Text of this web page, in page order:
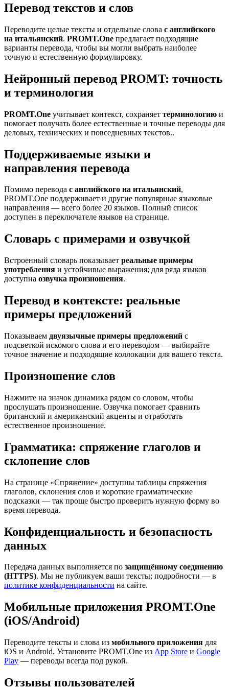
Перевод текстов и слов
Переводите целые тексты и отдельные слова с английского
на итальянский. PROMT.One предлагает подходящие
варианты перевода, чтобы вы могли выбрать наиболее
точную и естественную формулировку.
Нейронный перевод PROMT: точность
и терминология
PROMT.One учитывает контекст, сохраняет терминологию и
помогает получать более естественные и точные переводы для
деловых, технических и повседневных текстов..
Поддерживаемые языки и
направления перевода
Помимо перевода с английского на итальянский,
PROMT.One поддерживает и другие популярные языковые
направления — всего более 20 языков. Полный список
доступен в переключателе языков на странице.
Словарь с примерами и озвучкой
Встроенный словарь показывает реальные примеры
употребления и устойчивые выражения; для ряда языков
доступна озвучка произношения.
Перевод в контексте: реальные
примеры предложений
Показываем двуязычные примеры предложений с
подсветкой искомого слова и его переводом — выбирайте
точное значение и подходящие коллокации для вашего текста.
Произношение слов
Нажмите на значок динамика рядом со словом, чтобы
прослушать произношение. Озвучка помогает сравнить
британский и американский акценты и отработать
естественное произношение.
Грамматика: спряжение глаголов и
склонение слов
На странице «Спряжение» доступны таблицы спряжения
глаголов, склонения слов и короткие грамматические
подсказки — так проще быстро проверить нужную форму во
время перевода.
Конфиденциальность и безопасность
данных
Передача данных выполняется по защищённому соединению
(HTTPS). Мы не публикуем ваши тексты; подробности — в
политике конфиденциальности на сайте.
Мобильные приложения PROMT.One
(iOS/Android)
Переводите тексты и слова из мобильного приложения для
iOS и Android. Установите PROMT.One из App Store и Google
Play — переводы всегда под рукой.
Отзывы пользователей